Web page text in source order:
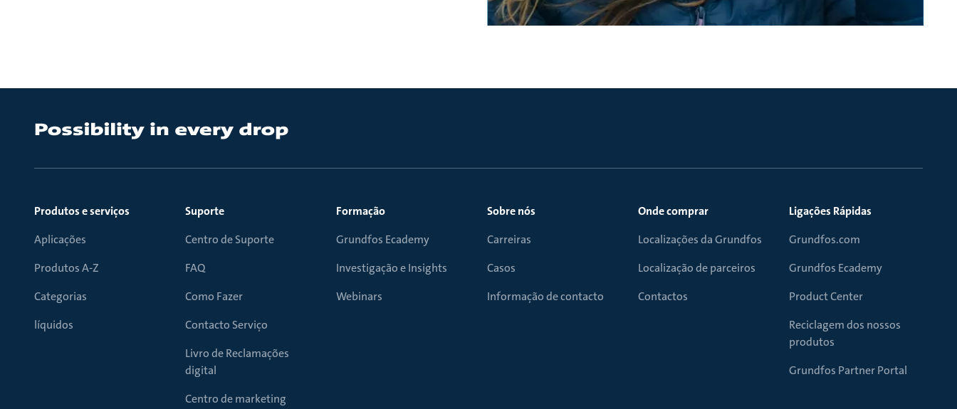
Produtos e serviços
Aplicações
Produtos A-Z
Categorias
líquidos
Suporte
Centro de Suporte
FAQ
Como Fazer
Contacto Serviço
Livro de Reclamações
digital
Centro de marketing
Formação
Grundfos Ecademy
Investigação e Insights
Webinars
Sobre nós
Carreiras
Casos
Informação de contacto
Onde comprar
Localizações da Grundfos
Localização de parceiros
Contactos
Ligações Rápidas
Grundfos.com
Grundfos Ecademy
Product Center
Reciclagem dos nossos
produtos
Grundfos Partner Portal